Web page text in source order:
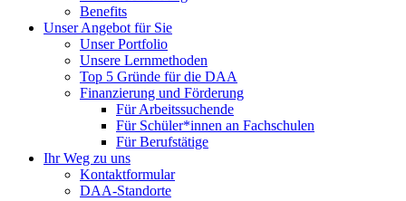
Benefits
Unser Angebot für Sie
Unser Portfolio
Unsere Lernmethoden
Top 5 Gründe für die DAA
Finanzierung und Förderung
Für Arbeitssuchende
Für Schüler*innen an Fachschulen
Für Berufstätige
Ihr Weg zu uns
Kontaktformular
DAA-Standorte